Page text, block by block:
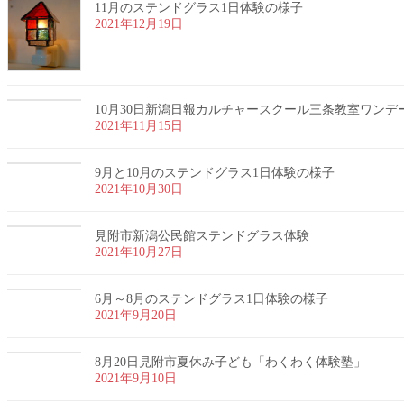
11月のステンドグラス1日体験の様子
2021年12月19日
10月30日新潟日報カルチャースクール三条教室ワンデ
2021年11月15日
9月と10月のステンドグラス1日体験の様子
2021年10月30日
見附市新潟公民館ステンドグラス体験
2021年10月27日
6月～8月のステンドグラス1日体験の様子
2021年9月20日
8月20日見附市夏休み子ども「わくわく体験塾」
2021年9月10日